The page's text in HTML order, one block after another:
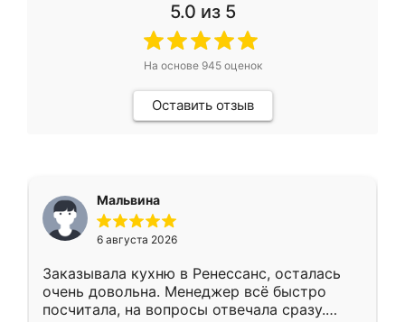
5.0 из 5
На основе 945оценок
Оставить отзыв
Мальвина
6 августа 2026
Заказывала кухню в Ренессанс, осталась
очень довольна. Менеджер всё быстро
посчитала, на вопросы отвечала сразу.